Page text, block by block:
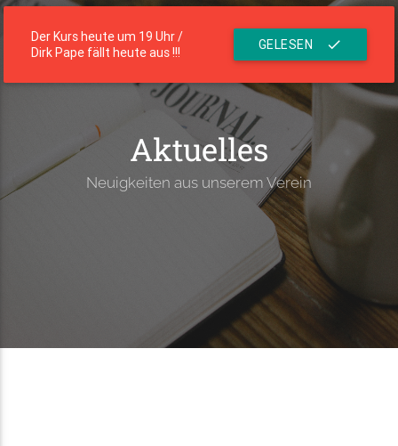
Der Kurs heute um 19 Uhr /
Dirk Pape fällt heute aus !!!
GELESEN check
Die Residenz
menu
Aktuelles
Neuigkeiten aus unserem Verein